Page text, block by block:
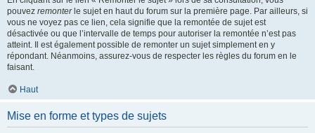
pouvez remonterle sujet en haut du forum sur la première page. Par ailleurs, si
vous ne voyez pas ce lien, cela signifie que la remontée de sujet est
désactivée ou que l’intervalle de temps pour autoriser la remontée n’est pas
atteint. Il est également possible de remonter un sujet simplement en y
répondant. Néanmoins, assurez-vous de respecter les règles du forum en le
faisant.
Haut
Mise en forme et types de sujets